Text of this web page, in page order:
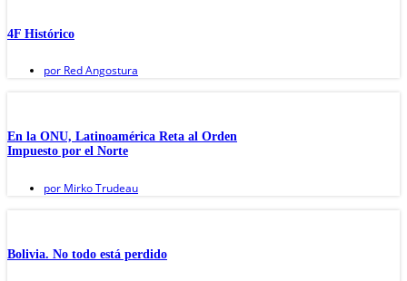
4F Histórico
por Red Angostura
En la ONU, Latinoamérica Reta al Orden
Impuesto por el Norte
por Mirko Trudeau
Bolivia. No todo está perdido